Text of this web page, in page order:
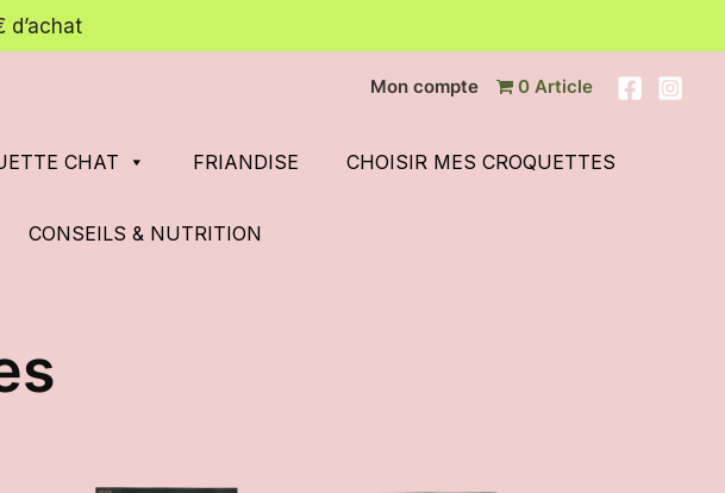
d’achat
Mon compte 0 Article
CHAT FRIANDISE CHOISIR MES CROQUETTES
CONSEILS & NUTRITION